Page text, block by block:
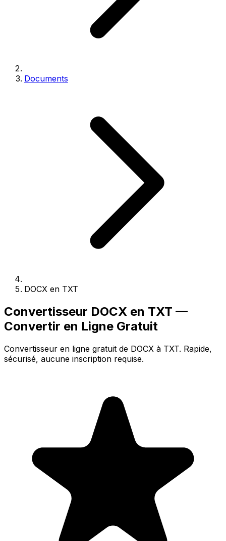
Documents
DOCX en TXT
Convertisseur DOCX en TXT —
Convertir en Ligne Gratuit
Convertisseur en ligne gratuit de DOCX à TXT. Rapide,
sécurisé, aucune inscription requise.